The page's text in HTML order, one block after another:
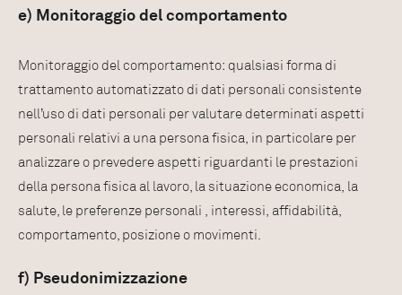
e) Monitoraggio del comportamento
Monitoraggio del comportamento: qualsiasi forma di
trattamento automatizzato di dati personali consistente
nell’uso di dati personali per valutare determinati aspetti
personali relativi a una persona fisica, in particolare per
analizzare o prevedere aspetti riguardanti le prestazioni
della persona fisica al lavoro, la situazione economica, la
salute, le preferenze personali , interessi, affidabilità,
comportamento, posizione o movimenti.
f) Pseudonimizzazione